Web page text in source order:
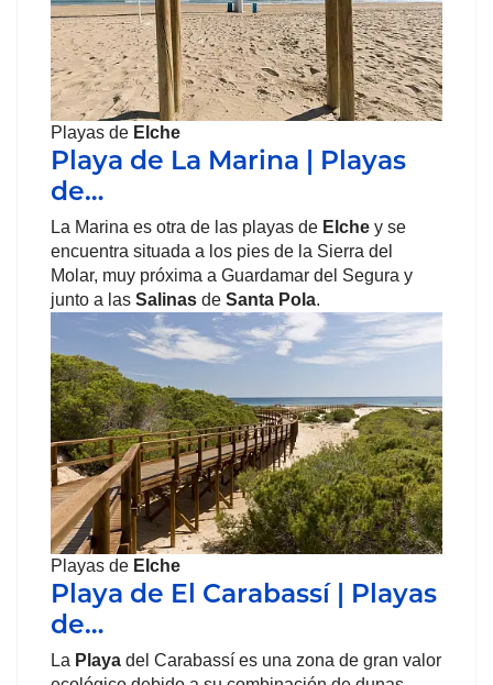
Playas de Elche
Playa de La Marina | Playas
de…
La Marina es otra de las playas de Elche y se
encuentra situada a los pies de la Sierra del
Molar, muy próxima a Guardamar del Segura y
junto a las Salinas de Santa Pola.
Playas de Elche
Playa de El Carabassí | Playas
de…
La Playa del Carabassí es una zona de gran valor